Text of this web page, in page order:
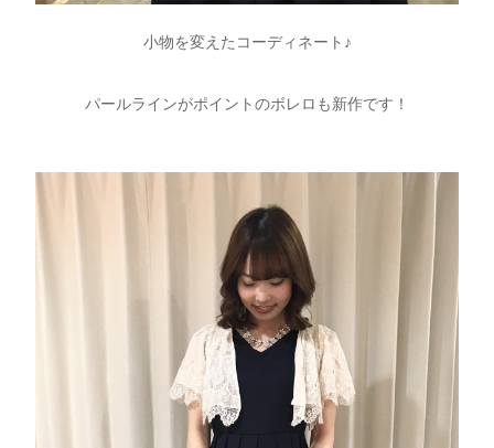
小物を変えたコーディネート♪
パールラインがポイントのボレロも新作です！